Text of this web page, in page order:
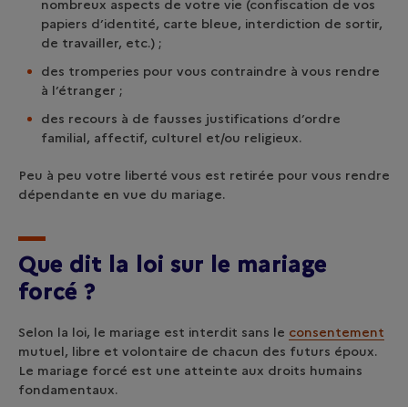
nombreux aspects de votre vie (confiscation de vos
papiers d’identité, carte bleue, interdiction de sortir,
de travailler, etc.) ;
des tromperies pour vous contraindre à vous rendre
à l’étranger ;
des recours à de fausses justifications d’ordre
familial, affectif, culturel et/ou religieux.
Peu à peu votre liberté vous est retirée pour vous rendre
dépendante en vue du mariage.
Que dit la loi sur le mariage
forcé ?
Selon la loi, le mariage est interdit sans le consentement
mutuel, libre et volontaire de chacun des futurs époux.
Le mariage forcé est une atteinte aux droits humains
fondamentaux.